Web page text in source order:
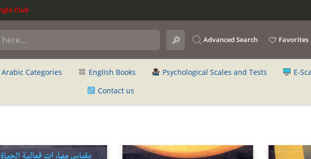
Club
Advanced Search Favorites
Arabic Categories English Books Psychological Scales and Tests E-
Contact us